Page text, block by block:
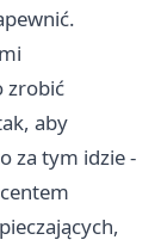
zrobić
aby
za tym idzie -